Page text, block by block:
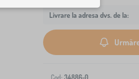
Livrare la adresa dvs. de la: